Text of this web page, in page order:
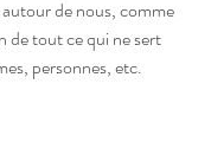
de nous, comme
de tout ce qui ne sert
personnes, etc.